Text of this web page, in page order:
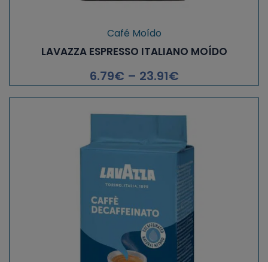
Café Moído
LAVAZZA ESPRESSO ITALIANO MOÍDO
6.79€ – 23.91€